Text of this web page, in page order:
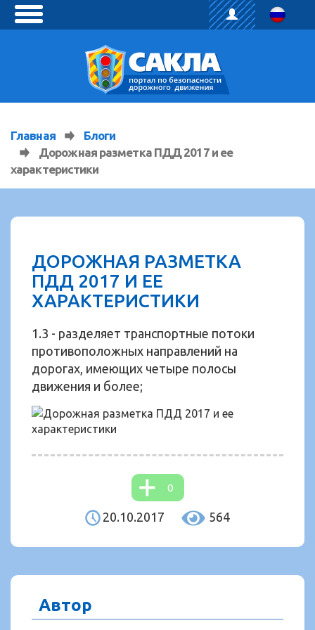
toggle
Главная
Блоги
Дорожная разметка ПДД 2017 и ее
характеристики
ДОРОЖНАЯ РАЗМЕТКА
ПДД 2017 И ЕЕ
ХАРАКТЕРИСТИКИ
1.3 - разделяет транспортные потоки
противоположных направлений на
дорогах, имеющих четыре полосы
движения и более;
0
20.10.2017 564
Автор